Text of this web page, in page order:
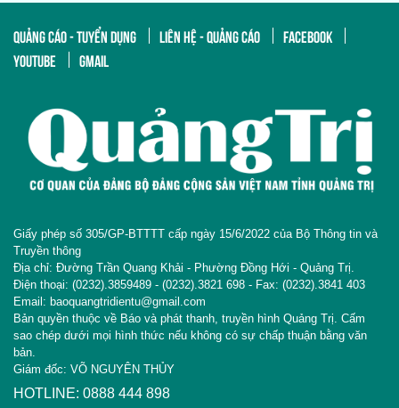
QUẢNG CÁO - TUYỂN DỤNG LIÊN HỆ - QUẢNG CÁO
FACEBOOK
YOUTUBE
GMAIL
Giấy phép số 305/GP-BTTTT cấp ngày 15/6/2022 của Bộ Thông tin và
Truyền thông
Địa chỉ: Đường Trần Quang Khải - Phường Đồng Hới - Quảng Trị.
Điện thoại: (0232).3859489 - (0232).3821 698 - Fax: (0232).3841 403
Email: baoquangtridientu@gmail.com
Bản quyền thuộc về Báo và phát thanh, truyền hình Quảng Trị. Cấm
sao chép dưới mọi hình thức nếu không có sự chấp thuận bằng văn
bản.
Giám đốc: VÕ NGUYÊN THỦY
HOTLINE: 0888 444 898